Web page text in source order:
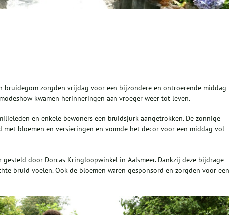
bruidegom zorgden vrijdag voor een bijzondere en ontroerende middag
kwamen herinneringen aan vroeger weer tot leven.
en enkele bewoners een bruidsjurk aangetrokken. De zonnige
met bloemen en versieringen en vormde het decor voor een middag vol
door Dorcas Kringloopwinkel in Aalsmeer. Dankzij deze bijdrage
bruid voelen. Ook de bloemen waren gesponsord en zorgden voor een